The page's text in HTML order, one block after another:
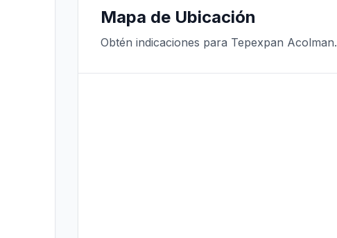
Mapa de Ubicación
Obtén indicaciones para Tepexpan Acolman.